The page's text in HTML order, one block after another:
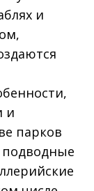
и
и
парков